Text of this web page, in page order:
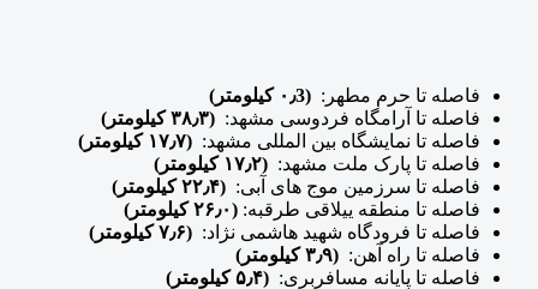
فاصله تا حرم مطهر: (۰٫3 کیلومتر)
فاصله تا آرامگاه فردوسی مشهد: (۳۸٫۳ کیلومتر)
فاصله تا نمایشگاه بین المللی مشهد: (۱۷٫۷ کیلومتر)
فاصله تا پارک ملت مشهد: (۱۷٫۲ کیلومتر)
فاصله تا سرزمین موج های آبی: (۲۲٫۴ کیلومتر)
فاصله تا منطقه ییلاقی طرقبه: (۲۶٫۰ کیلومتر)
فاصله تا فرودگاه شهید هاشمی نژاد: (۷٫۶ کیلومتر)
فاصله تا راه آهن: (۳٫۹ کیلومتر)
فاصله تا پایانه مسافربری: (۵٫۴ کیلومتر)